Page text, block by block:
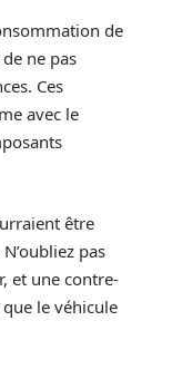
de
ne pas
Ces
avec le
être
pas
et une contre-
le véhicule